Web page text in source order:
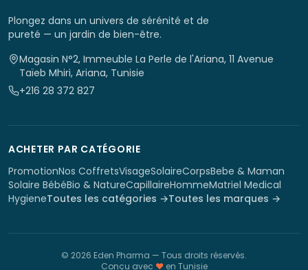
Plongez dans un univers de sérénité et de
pureté — un jardin de bien-être.
Magasin N°2, Immeuble La Perle de l'Ariana, 11 Avenue
Taïeb Mhiri, Ariana, Tunisie
+216 28 372 827
ACHETER PAR CATÉGORIE
PromotionNos CoffretsVisageSolaireCorpsBebe & Maman
Solaire BébéBio & NatureCapillaireHommeMatriel Medical
HygieneToutes les catégories →Toutes les marques →
© 2026 Eden Pharma — Tous droits réservés.
Conçu avec ♥en Tunisie